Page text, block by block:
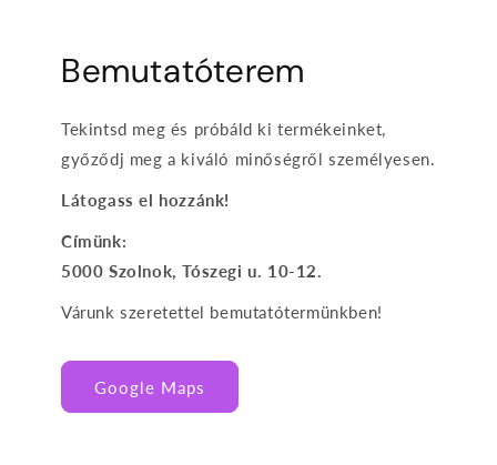
Bemutatóterem
Tekintsd meg és próbáld ki termékeinket,
győződj meg a kiváló minőségről személyesen.
Látogass el hozzánk!
Címünk:
5000 Szolnok, Tószegi u. 10-12.
Várunk szeretettel bemutatótermünkben!
Google Maps